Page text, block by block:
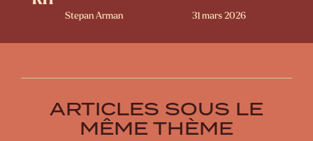
Stepan Arman 31 mars 2026
ARTICLES SOUS LE
MÊME THÈME